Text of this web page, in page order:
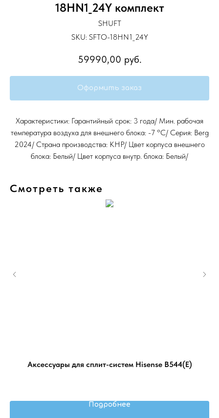
18HN1_24Y комплект
SHUFT
SKU: SFTO-18HN1_24Y
59990,00 руб.
Оформить заказ
Характеристики: Гарантийный срок: 3 года/ Мин. рабочая
температура воздуха для внешнего блока: -7 °С/ Серия: Berg
2024/ Страна производства: КНР/ Цвет корпуса внешнего
блока: Белый/ Цвет корпуса внутр. блока: Белый/
Смотреть также
Аксессуары для сплит-систем Hisense B544(E)
Подробнее